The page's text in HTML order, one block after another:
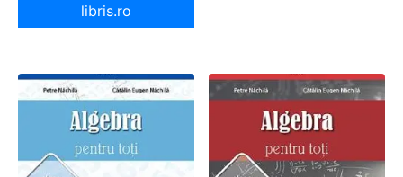
libris.ro